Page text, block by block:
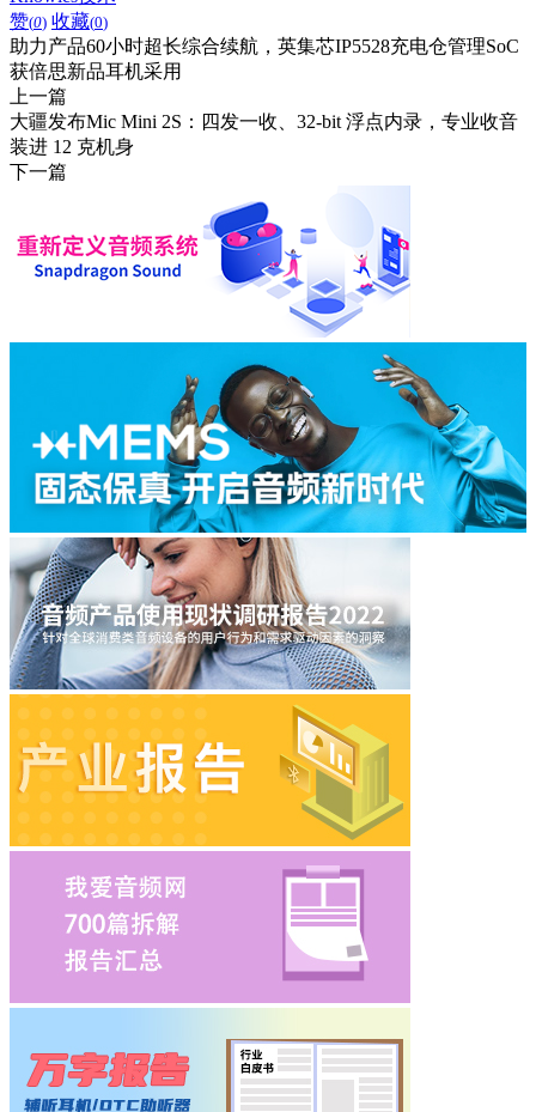
赞(0) 收藏(0)
助力产品60小时超长综合续航，英集芯IP5528充电仓管理SoC
获倍思新品耳机采用
上一篇
大疆发布Mic Mini 2S：四发一收、32-bit 浮点内录，专业收音
装进 12 克机身
下一篇